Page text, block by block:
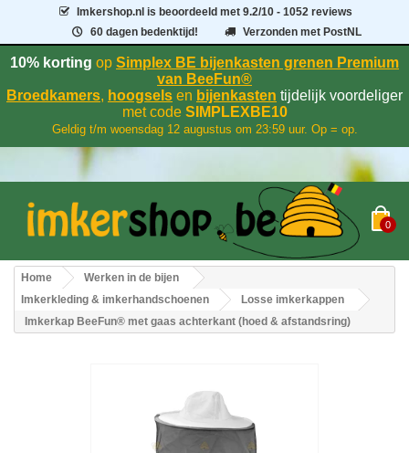
Imkershop.nl is beoordeeld met9.2/10 - 1052 reviews
60 dagen bedenktijd!
Verzonden met PostNL
10% korting op Simplex BE bijenkasten grenen Premium
van BeeFun®
Broedkamers, hoogsels en bijenkasten tijdelijk voordeliger
met codeSIMPLEXBE10
Geldig t/m woensdag 12 augustus om 23:59 uur. Op = op.
0
Home
Werken in de bijen
Imkerkleding & imkerhandschoenen
Losse imkerkappen
Imkerkap BeeFun® met gaas achterkant (hoed & afstandsring)